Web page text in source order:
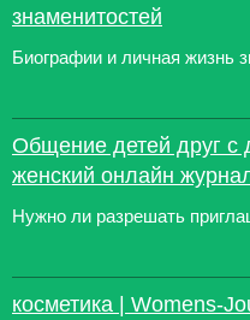
знаменитостей
Биографии и личная жизнь
Общение детей друг с
женский онлайн
Нужно ли разрешать
косметика | Womens-